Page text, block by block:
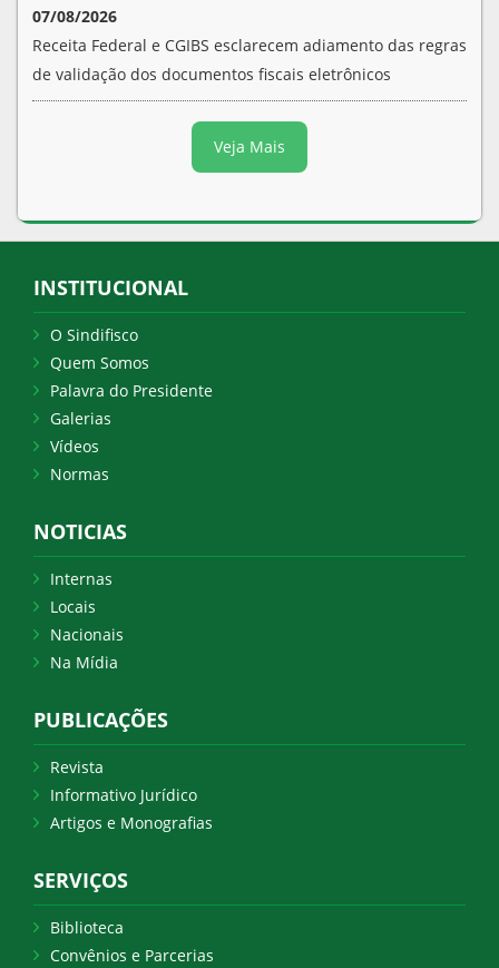
07/08/2026
Receita Federal e CGIBS esclarecem adiamento das regras
de validação dos documentos fiscais eletrônicos
Veja Mais
INSTITUCIONAL
O Sindifisco
Quem Somos
Palavra do Presidente
Galerias
Vídeos
Normas
NOTICIAS
Internas
Locais
Nacionais
Na Mídia
PUBLICAÇÕES
Revista
Informativo Jurídico
Artigos e Monografias
SERVIÇOS
Biblioteca
Convênios e Parcerias